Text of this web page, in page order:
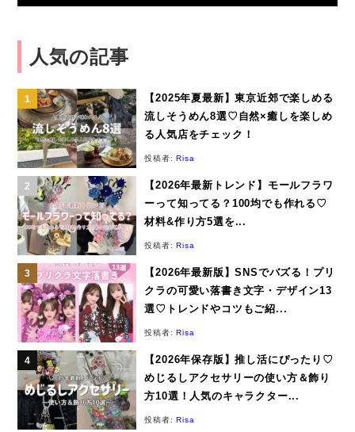
人気の記事
【2025年夏最新】東京近郊で楽しめる
流しそうめん8選♡自然×癒しを楽しめ
る人気店をチェック！
投稿者:Risa
【2026年最新トレンド】モールフラワ
ーって知ってる？100均でも作れる♡
材料&作り方5選を...
投稿者:Risa
【2026年最新版】SNSでバズる！プリ
クラの可愛い落書き文字・デザイン13
選♡トレンドやコツもご紹...
投稿者:Risa
【2026年保存版】推し活にぴったり♡
めじるしアクセサリーの使い方＆飾り
方10選！人気のキャラクター...
投稿者:Risa